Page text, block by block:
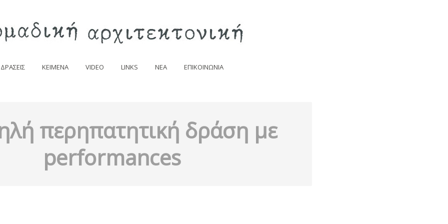
ΔΡΑΣΕΙΣ ΚΕΙΜΕΝΑ VIDEO LINKS NEA ΕΠΙΚΟΙΝΩΝΙΑ
περηπατητική δράση με
performances